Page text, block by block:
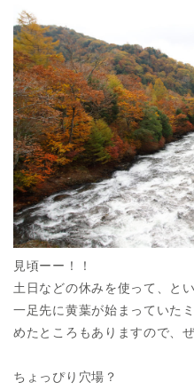
見頃ーー！！
土日などの休みを使って、と
一足先に黄葉が始まっていた
めたところもありますので、
ちょっぴり穴場？